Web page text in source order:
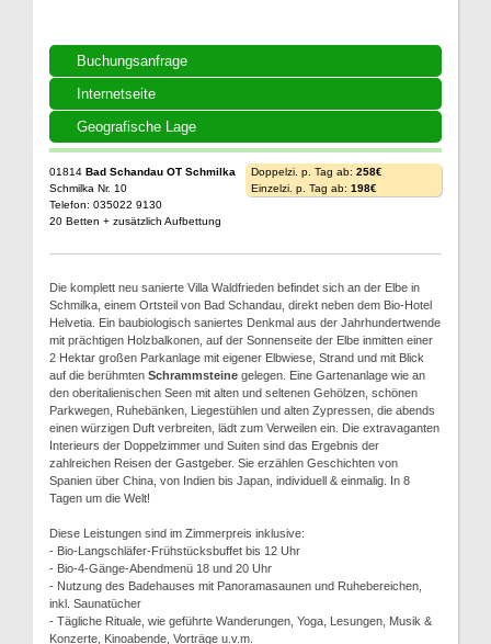
Buchungsanfrage
Internetseite
Geografische Lage
01814 Bad Schandau OT Schmilka
Schmilka Nr. 10
Telefon: 035022 9130
20 Betten + zusätzlich Aufbettung
Doppelzi. p. Tag ab: 258€
Einzelzi. p. Tag ab: 198€
Die komplett neu sanierte Villa Waldfrieden befindet sich an der Elbe in
Schmilka, einem Ortsteil von Bad Schandau, direkt neben dem Bio-Hotel
Helvetia. Ein baubiologisch saniertes Denkmal aus der Jahrhundertwende
mit prächtigen Holzbalkonen, auf der Sonnenseite der Elbe inmitten einer
2 Hektar großen Parkanlage mit eigener Elbwiese, Strand und mit Blick
auf die berühmten Schrammsteine gelegen. Eine Gartenanlage wie an
den oberitalienischen Seen mit alten und seltenen Gehölzen, schönen
Parkwegen, Ruhebänken, Liegestühlen und alten Zypressen, die abends
einen würzigen Duft verbreiten, lädt zum Verweilen ein. Die extravaganten
Interieurs der Doppelzimmer und Suiten sind das Ergebnis der
zahlreichen Reisen der Gastgeber. Sie erzählen Geschichten von
Spanien über China, von Indien bis Japan, individuell & einmalig. In 8
Tagen um die Welt!
Diese Leistungen sind im Zimmerpreis inklusive:
- Bio-Langschläfer-Frühstücksbuffet bis 12 Uhr
- Bio-4-Gänge-Abendmenü 18 und 20 Uhr
- Nutzung des Badehauses mit Panoramasaunen und Ruhebereichen,
inkl. Saunatücher
- Tägliche Rituale, wie geführte Wanderungen, Yoga, Lesungen, Musik &
Konzerte, Kinoabende, Vorträge u.v.m.